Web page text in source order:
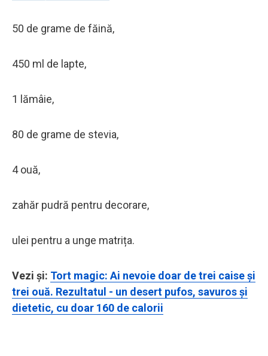
50 de grame de făină,
450 ml de lapte,
1 lămâie,
80 de grame de stevia,
4 ouă,
zahăr pudră pentru decorare,
ulei pentru a unge matrița.
Vezi și: Tort magic: Ai nevoie doar de trei caise și
trei ouă. Rezultatul - un desert pufos, savuros și
dietetic, cu doar 160 de calorii